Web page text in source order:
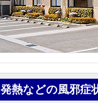
発熱などの風邪症